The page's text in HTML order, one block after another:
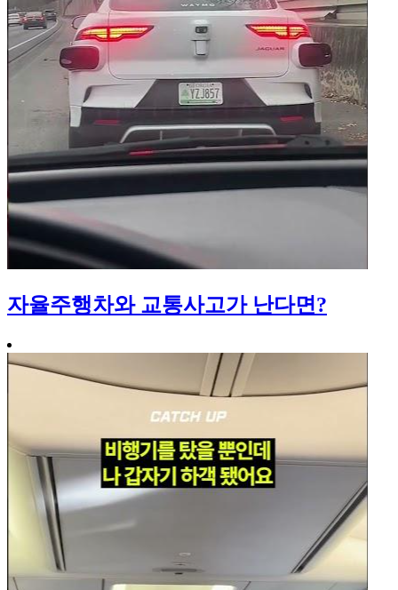
자율주행차와 교통사고가 난다면?